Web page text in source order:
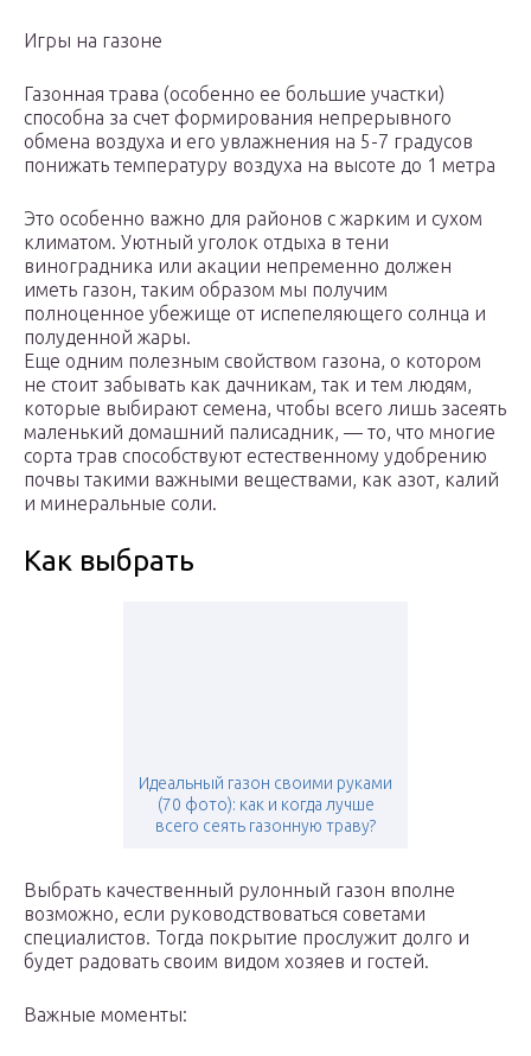
Игры на газоне
Газонная трава (особенно ее большие участки)
способна за счет формирования непрерывного
обмена воздуха и его увлажнения на 5-7 градусов
понижать температуру воздуха на высоте до 1 метра
Это особенно важно для районов с жарким и сухом
климатом. Уютный уголок отдыха в тени
виноградника или акации непременно должен
иметь газон, таким образом мы получим
полноценное убежище от испепеляющего солнца и
полуденной жары.
Еще одним полезным свойством газона, о котором
не стоит забывать как дачникам, так и тем людям,
которые выбирают семена, чтобы всего лишь засеять
маленький домашний палисадник, — то, что многие
сорта трав способствуют естественному удобрению
почвы такими важными веществами, как азот, калий
и минеральные соли.
Как выбрать
Идеальный газон своими руками
(70 фото): как и когда лучше
всего сеять газонную траву?
Выбрать качественный рулонный газон вполне
возможно, если руководствоваться советами
специалистов. Тогда покрытие прослужит долго и
будет радовать своим видом хозяев и гостей.
Важные моменты: